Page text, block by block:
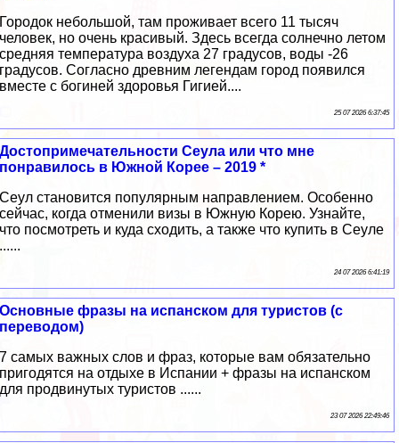
Городок небольшой, там проживает всего 11 тысяч
человек, но очень красивый. Здесь всегда солнечно летом
средняя температура воздуха 27 градусов, воды -26
градусов. Согласно древним легендам город появился
вместе с богиней здоровья Гигией....
25 07 2026 6:37:45
Достопримечательности Сеула или что мне
понравилось в Южной Корее – 2019 *
Сеул становится популярным направлением. Особенно
сейчас, когда отменили визы в Южную Корею. Узнайте,
что посмотреть и куда сходить, а также что купить в Сеуле
......
24 07 2026 6:41:19
Основные фразы на испанском для туристов (с
переводом)
7 самых важных слов и фраз, которые вам обязательно
пригодятся на отдыхе в Испании + фразы на испанском
для продвинутых туристов ......
23 07 2026 22:49:46